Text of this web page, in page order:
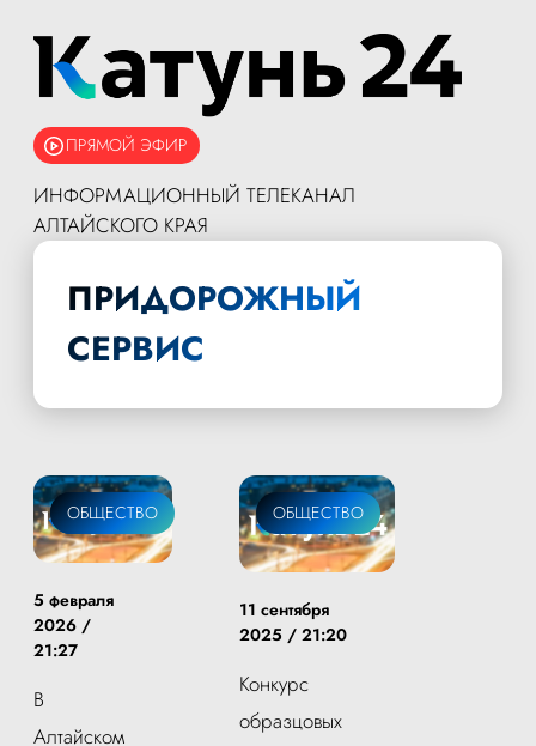
ПРЯМОЙ ЭФИР
ИНФОРМАЦИОННЫЙ ТЕЛЕКАНАЛ
АЛТАЙСКОГО КРАЯ
ПРИДОРОЖНЫЙ
СЕРВИС
ТУРИЗМ
ОБЩЕСТВО
5 февраля
2026 /
21:27
В
Алтайском
ОБЩЕСТВО
11 сентября
2025 / 21:20
Конкурс
образцовых